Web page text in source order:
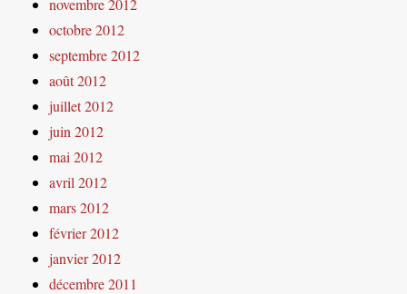
novembre 2012
octobre 2012
septembre 2012
août 2012
juillet 2012
juin 2012
mai 2012
avril 2012
mars 2012
février 2012
janvier 2012
décembre 2011